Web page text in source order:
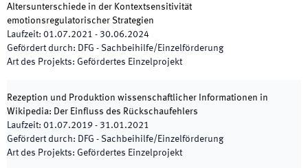
Altersunterschiede in der Kontextsensitivität
emotionsregulatorischer Strategien
Laufzeit: 01.07.2021 - 30.06.2024
Gefördert durch: DFG - Sachbeihilfe/Einzelförderung
Art des Projekts: Gefördertes Einzelprojekt
Rezeption und Produktion wissenschaftlicher Informationen in
Wikipedia: Der Einfluss des Rückschaufehlers
Laufzeit: 01.07.2019 - 31.01.2021
Gefördert durch: DFG - Sachbeihilfe/Einzelförderung
Art des Projekts: Gefördertes Einzelprojekt